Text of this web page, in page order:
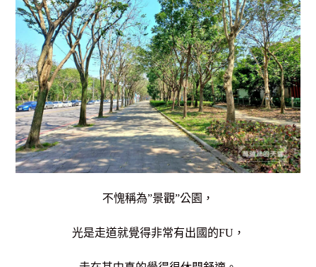
不愧稱為”景觀”公園，
光是走道就覺得非常有出國的FU，